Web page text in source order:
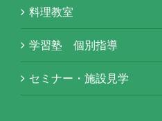
料理教室
学習塾 個別指導
セミナー・施設見学